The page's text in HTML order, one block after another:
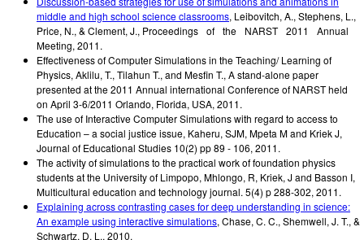
middle and high school science classrooms, Leibovitch, A., Stephens, L.,
Price, N., & Clement, J., Proceedings of the NARST 2011 Annual
Meeting, 2011.
Effectiveness of Computer Simulations in the Teaching/ Learning of
Physics, Aklilu, T., Tilahun T., and Mesfin T., A stand-alone paper
presented at the 2011 Annual international Conference of NARST held
on April 3-6/2011 Orlando, Florida, USA, 2011.
The use of Interactive Computer Simulations with regard to access to
Education – a social justice issue, Kaheru, SJM, Mpeta M and Kriek J,
Journal of Educational Studies 10(2) pp 89 - 106, 2011.
The activity of simulations to the practical work of foundation physics
students at the University of Limpopo, Mhlongo, R, Kriek, J and Basson I,
Multicultural education and technology journal. 5(4) p 288-302, 2011.
Explaining across contrasting cases for deep understanding in science:
An example using interactive simulations, Chase, C. C., Shemwell, J. T., &
Schwartz, D. L., 2010.